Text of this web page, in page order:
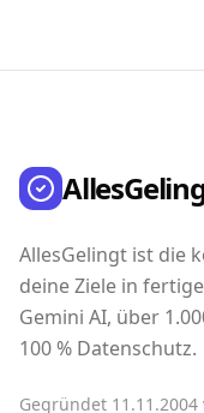
AllesGelingt ist die
deine Ziele in
Gemini AI, über
100 % Datenschutz.
Gegründet